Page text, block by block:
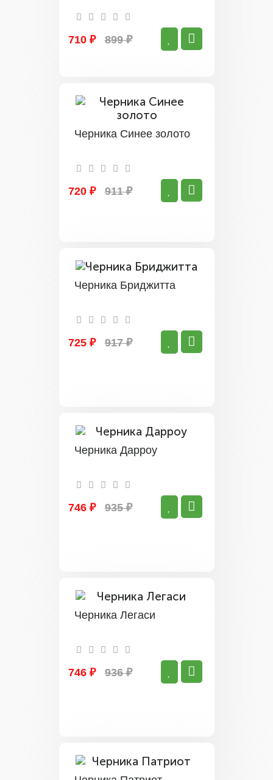
710 ₽ 899 ₽
Черника Синее золото
720 ₽ 911 ₽
Черника Бриджитта
725 ₽ 917 ₽
Черника Дарроу
746 ₽ 935 ₽
Черника Легаси
746 ₽ 936 ₽